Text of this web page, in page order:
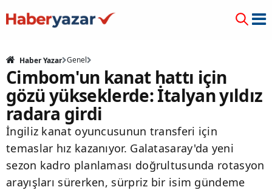
Haber Yazar Genel
Cimbom'un kanat hattı için
gözü yükseklerde: İtalyan yıldız
radara girdi
İngiliz kanat oyuncusunun transferi için
temaslar hız kazanıyor. Galatasaray'da yeni
sezon kadro planlaması doğrultusunda rotasyon
arayışları sürerken, sürpriz bir isim gündeme